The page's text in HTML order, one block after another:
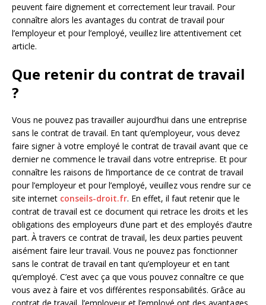
peuvent faire dignement et correctement leur travail. Pour
connaître alors les avantages du contrat de travail pour
l’employeur et pour l’employé, veuillez lire attentivement cet
article.
Que retenir du contrat de travail
?
Vous ne pouvez pas travailler aujourd’hui dans une entreprise
sans le contrat de travail. En tant qu’employeur, vous devez
faire signer à votre employé le contrat de travail avant que ce
dernier ne commence le travail dans votre entreprise. Et pour
connaître les raisons de l’importance de ce contrat de travail
pour l’employeur et pour l’employé, veuillez vous rendre sur ce
site internet conseils-droit.fr. En effet, il faut retenir que le
contrat de travail est ce document qui retrace les droits et les
obligations des employeurs d’une part et des employés d’autre
part. À travers ce contrat de travail, les deux parties peuvent
aisément faire leur travail. Vous ne pouvez pas fonctionner
sans le contrat de travail en tant qu’employeur et en tant
qu’employé. C’est avec ça que vous pouvez connaître ce que
vous avez à faire et vos différentes responsabilités. Grâce au